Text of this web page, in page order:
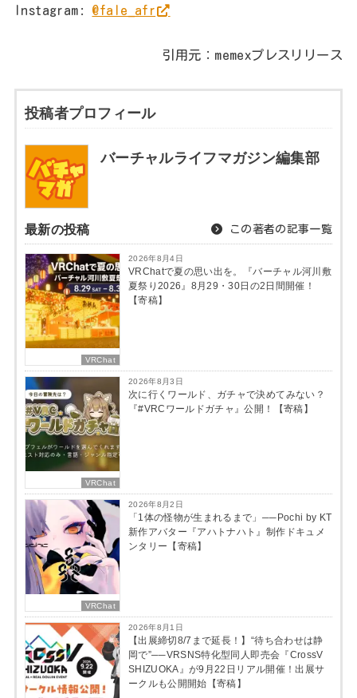
Instagram: @fale_afr
引用元：memexプレスリリース
投稿者プロフィール
バーチャルライフマガジン編集部
最新の投稿 この著者の記事一覧
VRChat
2026年8月4日
VRChatで夏の思い出を。『バーチャル河川敷
夏祭り2026』8月29・30日の2日間開催！
【寄稿】
VRChat
2026年8月3日
次に行くワールド、ガチャで決めてみない？
『#VRCワールドガチャ』公開！【寄稿】
VRChat
2026年8月2日
「1体の怪物が生まれるまで」──Pochi by KT
新作アバター『アハトナハト』制作ドキュメ
ンタリー【寄稿】
2026年8月1日
【出展締切8/7まで延長！】“待ち合わせは静
岡で”──VRSNS特化型同人即売会『CrossV
SHIZUOKA』が9月22日リアル開催！出展サ
ークルも公開開始【寄稿】